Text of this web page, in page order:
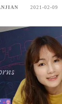
2021-02-09